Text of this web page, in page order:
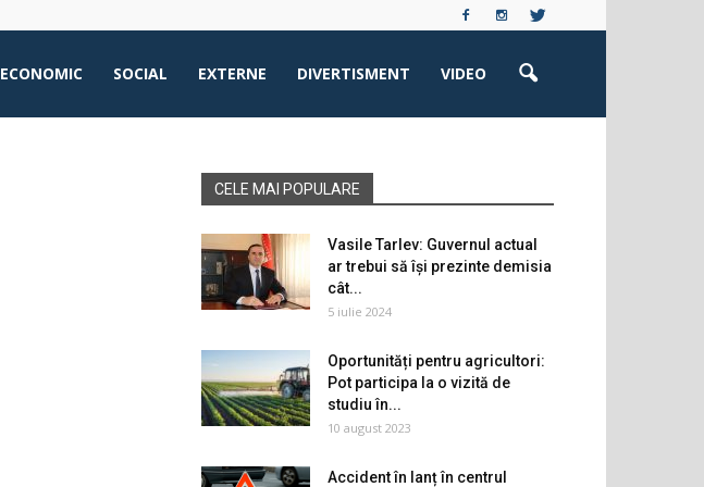
ECONOMIC SOCIAL EXTERNE DIVERTISMENT VIDEO
CELE MAI POPULARE
Vasile Tarlev: Guvernul actual
ar trebui să își prezinte demisia
cât...
5 iulie 2024
Oportunități pentru agricultori:
Pot participa la o vizită de
studiu în...
10 august 2023
Accident în lanț în centrul